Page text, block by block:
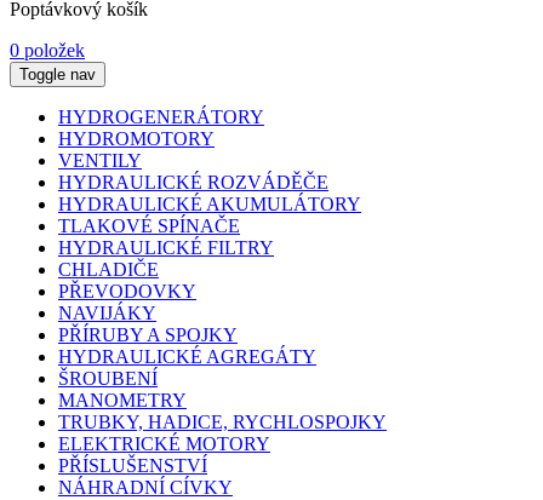
Poptávkový košík
0 položek
Toggle nav
HYDROGENERÁTORY
HYDROMOTORY
VENTILY
HYDRAULICKÉ ROZVÁDĚČE
HYDRAULICKÉ AKUMULÁTORY
TLAKOVÉ SPÍNAČE
HYDRAULICKÉ FILTRY
CHLADIČE
PŘEVODOVKY
NAVIJÁKY
PŘÍRUBY A SPOJKY
HYDRAULICKÉ AGREGÁTY
ŠROUBENÍ
MANOMETRY
TRUBKY, HADICE, RYCHLOSPOJKY
ELEKTRICKÉ MOTORY
PŘÍSLUŠENSTVÍ
NÁHRADNÍ CÍVKY